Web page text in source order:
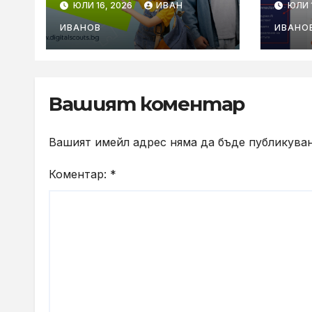
години с нова
онлайн игра
ЮЛИ 16, 2026 ИВАН
ИВАНОВ
ЮЛИ
Вашият коментар
Вашият имейл адрес няма да бъде
Коментар: *